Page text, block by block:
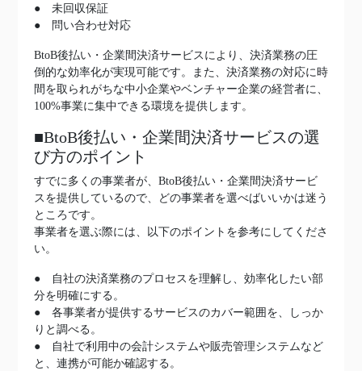
● 未回収保証
● 問い合わせ対応
BtoB後払い・企業間決済サービスにより、決済業務の圧
倒的な効率化が実現可能です。また、決済業務の対応に時
間を取られがちな中小企業やベンチャー企業の経営者に、
100%事業に集中できる環境を提供します。
■BtoB後払い・企業間決済サービスの選
び方のポイント
すでに多くの事業者が、BtoB後払い・企業間決済サービ
スを提供しているので、どの事業者を選べばいいかは迷う
ところです。
事業者を選ぶ際には、以下のポイントを参考にしてくださ
い。
● 自社の決済業務のプロセスを理解し、効率化したい部
分を明確にする。
● 各事業者が提供するサービスのカバー範囲を、しっか
りと調べる。
● 自社で利用中の会計システムや販売管理システムなど
と、連携が可能か確認する。